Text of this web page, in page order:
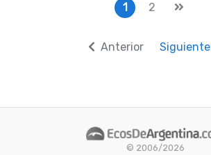
1 2
Anterior Siguiente
© 2006/2026